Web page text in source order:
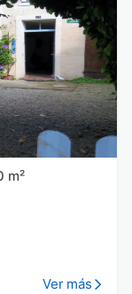
m²
Ver más